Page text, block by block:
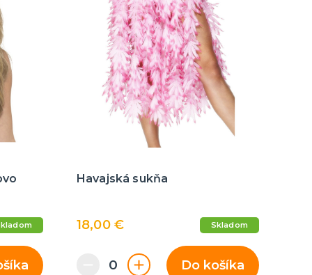
Havajská sukňa
18,00 € Skladom
Do košíka